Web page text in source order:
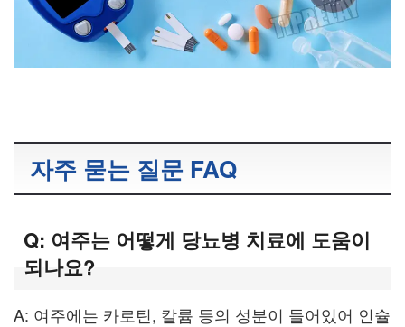
자주 묻는 질문 FAQ
Q: 여주는 어떻게 당뇨병 치료에 도움이
되나요?
A: 여주에는 카로틴, 칼륨 등의 성분이 들어있어 인슐